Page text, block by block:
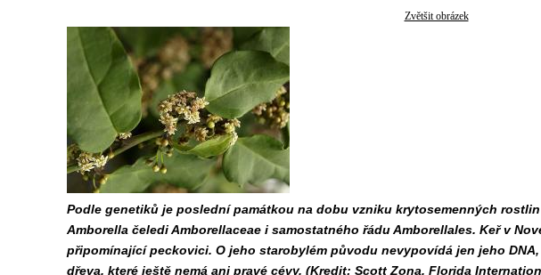
Zvětšit obrázek
Podle genetiků je poslední památkou na dobu vzniku krytosemenných
Amborella čeledi Amborellaceae i samostatného řádu Amborellales. Keř v
připomínající peckovici. O jeho starobylém původu nevypovídá jen jeho
dřeva, které ještě nemá ani pravé cévy. (Kredit: Scott Zona, Florida